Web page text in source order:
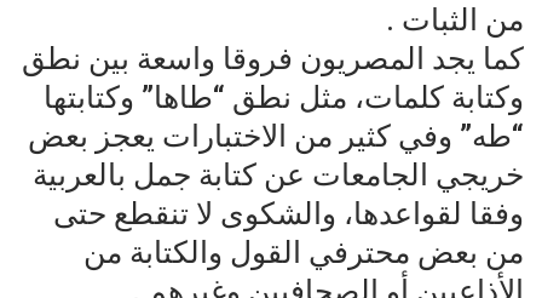
من الثبات .
كما يجد المصريون فروقا واسعة بين نطق
وكتابة كلمات، مثل نطق “طاها” وكتابتها
“طه” وفي كثير من الاختبارات يعجز بعض
خريجي الجامعات عن كتابة جمل بالعربية
وفقا لقواعدها، والشكوى لا تنقطع حتى
من بعض محترفي القول والكتابة من